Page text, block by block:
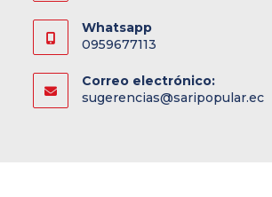
Whatsapp
0959677113
Correo electrónico:
sugerencias@saripopular.ec